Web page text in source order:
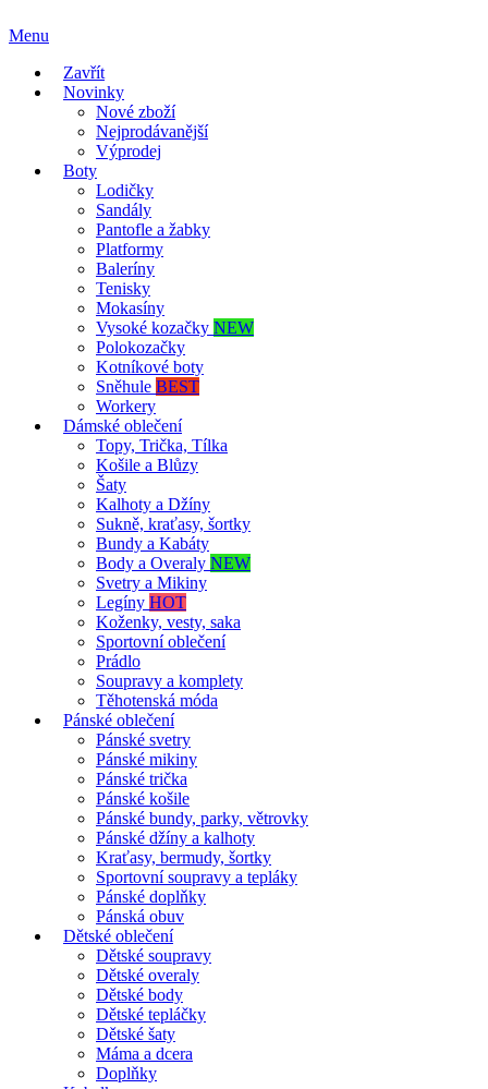
Menu
Zavřít
Novinky
Nové zboží
Nejprodávanější
Výprodej
Boty
Lodičky
Sandály
Pantofle a žabky
Platformy
Baleríny
Tenisky
Mokasíny
Vysoké kozačky NEW
Polokozačky
Kotníkové boty
Sněhule BEST
Workery
Dámské oblečení
Topy, Trička, Tílka
Košile a Blůzy
Šaty
Kalhoty a Džíny
Sukně, kraťasy, šortky
Bundy a Kabáty
Body a Overaly NEW
Svetry a Mikiny
Legíny HOT
Koženky, vesty, saka
Sportovní oblečení
Prádlo
Soupravy a komplety
Těhotenská móda
Pánské oblečení
Pánské svetry
Pánské mikiny
Pánské trička
Pánské košile
Pánské bundy, parky, větrovky
Pánské džíny a kalhoty
Kraťasy, bermudy, šortky
Sportovní soupravy a tepláky
Pánské doplňky
Pánská obuv
Dětské oblečení
Dětské soupravy
Dětské overaly
Dětské body
Dětské tepláčky
Dětské šaty
Máma a dcera
Doplňky